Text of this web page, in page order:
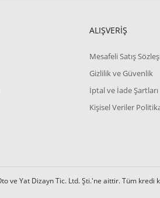
ALIŞVERİŞ
Mesafeli Satış
Gizlilik ve Güvenlik
İptal ve İade Şartları
Kişisel Veriler
ve Yat Dizayn Tic. Ltd. Şti.'ne aittir. Tüm